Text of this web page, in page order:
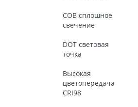
COB сплошное
свечение
DOT световая
точка
Высокая
цветопередача
CRI98